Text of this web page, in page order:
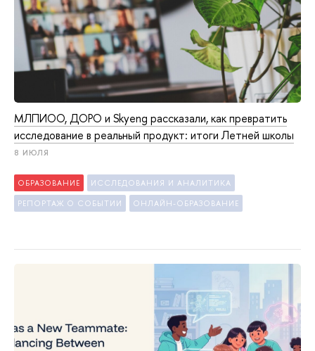
МЛПИОО, ДОРО и Skyeng рассказали, как превратить
исследование в реальный продукт: итоги Летней школы
8 ИЮЛЯ
ОБРАЗОВАНИЕ ИССЛЕДОВАНИЯ И АНАЛИТИКА
РЕПОРТАЖ О СОБЫТИИ ОНЛАЙН-ОБРАЗОВАНИЕ